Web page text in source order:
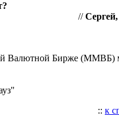
//
Валютной Бирже (ММВБ)
:: к